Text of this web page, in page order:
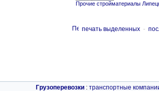
Прочие стройматериалы
печать выделенных -
Грузоперевозки : транспортные